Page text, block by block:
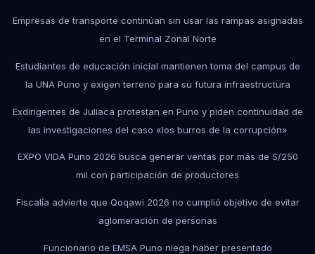
Empresas de transporte continúan sin usar las rampas asignadas
en el Terminal Zonal Norte
Estudiantes de educación inicial mantienen toma del campus de
la UNA Puno y exigen terreno para su futura infraestructura
Exdirigentes de Juliaca protestan en Puno y piden continuidad de
las investigaciones del caso «los burros de la corrupción»
EXPO VIDA Puno 2026 busca generar ventas por más de S/250
mil con participación de productores
Fiscalía advierte que Qoqawi 2026 no cumplió objetivo de evitar
aglomeración de personas
Funcionario de EMSA Puno niega haber presentado